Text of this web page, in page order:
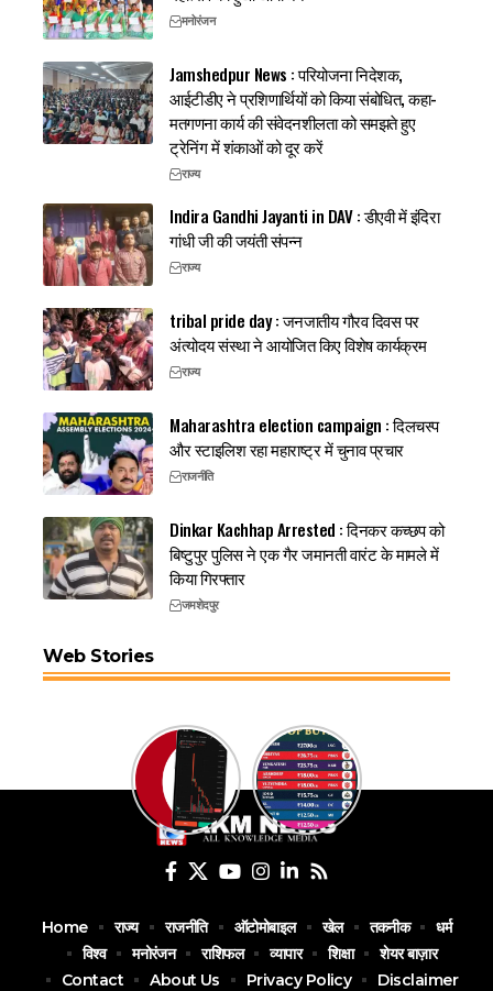
मनोरंजन
Jamshedpur News : परियोजना निदेशक,
आईटीडीए ने प्रशिणार्थियों को किया संबोधित, कहा-
मतगणना कार्य की संवेदनशीलता को समझते हुए
ट्रेनिंग में शंकाओं को दूर करें
राज्य
Indira Gandhi Jayanti in DAV : डीएवी में इंदिरा
गांधी जी की जयंती संपन्न
राज्य
tribal pride day : जनजातीय गौरव दिवस पर
अंत्योदय संस्था ने आयोजित किए विशेष कार्यक्रम
राज्य
Maharashtra election campaign : दिलचस्प
और स्टाइलिश रहा महाराष्ट्र में चुनाव प्रचार
राजनीति
Dinkar Kachhap Arrested : दिनकर कच्छप को
बिष्टुपुर पुलिस ने एक गैर जमानती वारंट के मामले में
किया गिरफ्तार
जमशेदपुर
Web Stories
Home राज्य राजनीति ऑटोमोबाइल खेल तकनीक
धर्म
विश्व
मनोरंजन राशिफल व्यापार शिक्षा
शेयर बाज़ार
Contact
About Us Privacy Policy Disclaimer